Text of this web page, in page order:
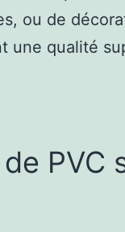
ou de
une qualité
PVC